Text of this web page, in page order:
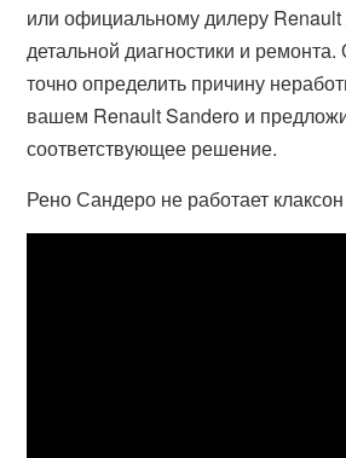
или официальному дилеру
детальной диагностики и
точно определить причину
вашем Renault Sandero и
соответствующее решение.
Рено Сандеро не работает